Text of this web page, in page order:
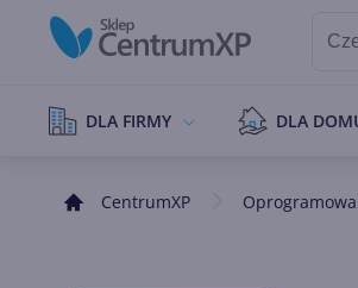
DLA FIRMY DLA
CentrumXP